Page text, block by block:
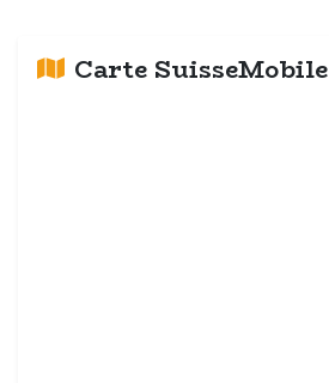
Carte SuisseMobile